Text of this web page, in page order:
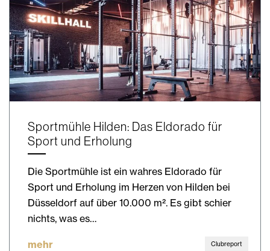
Sportmühle Hilden: Das Eldorado für
Sport und Erholung
Die Sportmühle ist ein wahres Eldorado für
Sport und Erholung im Herzen von Hilden bei
Düsseldorf auf über 10.000 m². Es gibt schier
nichts, was es…
mehr Clubreport